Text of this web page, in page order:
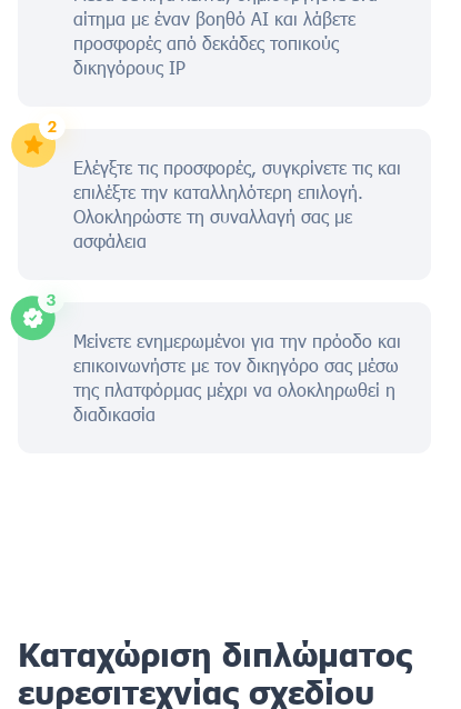
αίτημα με έναν βοηθό AI και λάβετε
προσφορές από δεκάδες τοπικούς
δικηγόρους IP
Ελέγξτε τις προσφορές, συγκρίνετε τις και
επιλέξτε την καταλληλότερη επιλογή.
Ολοκληρώστε τη συναλλαγή σας με
ασφάλεια
Μείνετε ενημερωμένοι για την πρόοδο και
επικοινωνήστε με τον δικηγόρο σας μέσω
της πλατφόρμας μέχρι να ολοκληρωθεί η
διαδικασία
Καταχώριση διπλώματος
ευρεσιτεχνίας σχεδίου